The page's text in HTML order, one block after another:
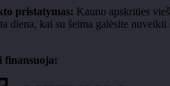
pristatymas: Kauno apskrities
diena, kai su šeima galėsite
finansuoja: